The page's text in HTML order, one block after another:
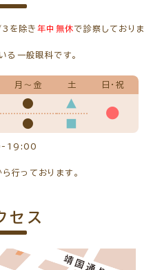
を除き 年中無休で診察しておりま
る一般眼科です。
月～金 土 日・祝
● ▲
●
●
19:00
行っております。
セス